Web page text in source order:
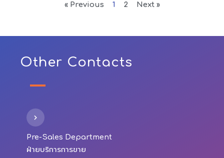
« Previous 1 2 Next »
Other Contacts
Pre-Sales Department
ฝ่ายบริการการขาย